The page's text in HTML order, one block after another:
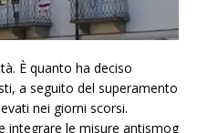
È quanto ha deciso
a seguito del superamento
nei giorni scorsi.
integrare le misure antismog